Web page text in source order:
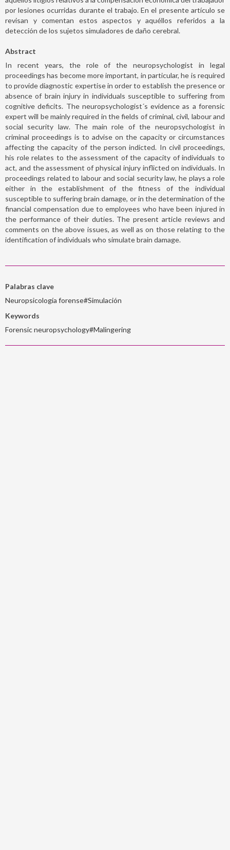
por lesiones ocurridas durante el trabajo. En el presente artículo se
revisan y comentan estos aspectos y aquéllos referidos a la
detección de los sujetos simuladores de daño cerebral.
Abstract
In recent years, the role of the neuropsychologist in legal
proceedings has become more important, in particular, he is required
to provide diagnostic expertise in order to establish the presence or
absence of brain injury in individuals susceptible to suffering from
cognitive deficits. The neuropsychologist´s evidence as a forensic
expert will be mainly required in the fields of criminal, civil, labour and
social security law. The main role of the neuropsychologist in
criminal proceedings is to advise on the capacity or circumstances
affecting the capacity of the person indicted. In civil proceedings,
his role relates to the assessment of the capacity of individuals to
act, and the assessment of physical injury inflicted on individuals. In
proceedings related to labour and social security law, he plays a role
either in the establishment of the fitness of the individual
susceptible to suffering brain damage, or in the determination of the
financial compensation due to employees who have been injured in
the performance of their duties. The present article reviews and
comments on the above issues, as well as on those relating to the
identification of individuals who simulate brain damage.
Palabras clave
Neuropsicología forense#Simulación
Keywords
Forensic neuropsychology#Malingering